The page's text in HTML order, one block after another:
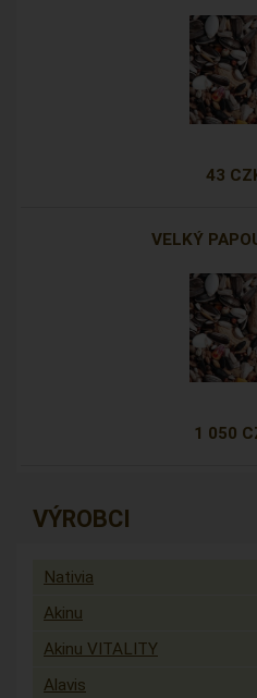
43
VELKÝ
1 050
VÝROBCI
Nativia
Akinu
Akinu VITALITY
Alavis